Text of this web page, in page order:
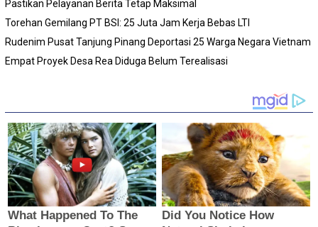
Pastikan Pelayanan Berita Tetap Maksimal
Torehan Gemilang PT BSI: 25 Juta Jam Kerja Bebas LTI
Rudenim Pusat Tanjung Pinang Deportasi 25 Warga Negara Vietnam
Empat Proyek Desa Rea Diduga Belum Terealisasi